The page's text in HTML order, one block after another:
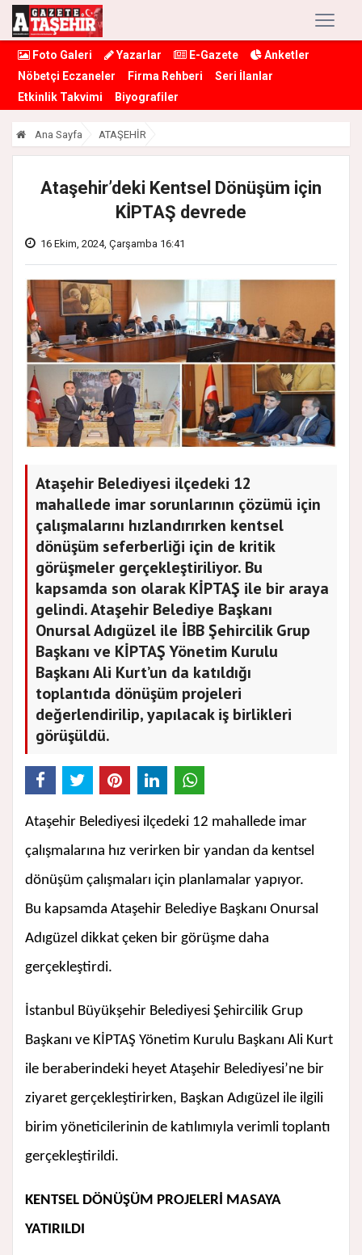
Foto Galeri Yazarlar E-Gazete
Anketler
Nöbetçi Eczaneler
Firma Rehberi
Seri İlanlar
Etkinlik Takvimi
Biyografiler
Ana Sayfa ATAŞEHİR
Ataşehir’deki Kentsel Dönüşüm için
KİPTAŞ devrede
16 Ekim, 2024, Çarşamba 16:41
Ataşehir Belediyesi ilçedeki 12
mahallede imar sorunlarının çözümü için
çalışmalarını hızlandırırken kentsel
dönüşüm seferberliği için de kritik
görüşmeler gerçekleştiriliyor. Bu
kapsamda son olarak KİPTAŞ ile bir araya
gelindi. Ataşehir Belediye Başkanı
Onursal Adıgüzel ile İBB Şehircilik Grup
Başkanı ve KİPTAŞ Yönetim Kurulu
Başkanı Ali Kurt’un da katıldığı
toplantıda dönüşüm projeleri
değerlendirilip, yapılacak iş birlikleri
görüşüldü.
Ataşehir Belediyesi ilçedeki 12 mahallede imar
çalışmalarına hız verirken bir yandan da kentsel
dönüşüm çalışmaları için planlamalar yapıyor.
Bu kapsamda Ataşehir Belediye Başkanı Onursal
Adıgüzel dikkat çeken bir görüşme daha
gerçekleştirdi.
İstanbul Büyükşehir Belediyesi Şehircilik Grup
Başkanı ve KİPTAŞ Yönetim Kurulu Başkanı Ali Kurt
ile beraberindeki heyet Ataşehir Belediyesi’ne bir
ziyaret gerçekleştirirken, Başkan Adıgüzel ile ilgili
birim yöneticilerinin de katılımıyla verimli toplantı
gerçekleştirildi.
KENTSEL DÖNÜŞÜM PROJELERİ MASAYA
YATIRILDI